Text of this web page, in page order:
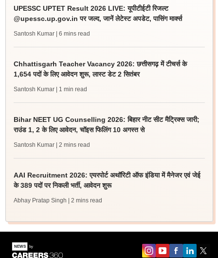
UPESSC UPTET Result 2026 LIVE: यूपीटीईटी रिजल्ट
@upessc.up.gov.in पर जल्द, जानें लेटेस्ट अपडेट, पासिंग मार्क्स
Santosh Kumar | 6 mins read
Chhattisgarh Teacher Vacancy 2026: छत्तीसगढ़ में टीचर्स के
1,654 पदों के लिए आवेदन शुरू, लास्ट डेट 2 सितंबर
Santosh Kumar | 1 min read
Bihar NEET UG Counselling 2026: बिहार नीट सीट मैट्रिक्स जारी;
राउंड 1, 2 के लिए आवेदन, चॉइस फिलिंग 10 अगस्त से
Santosh Kumar | 2 mins read
AAI Recruitment 2026: एयरपोर्ट अथॉरिटी ऑफ इंडिया में मैनेजर एवं जेई
के 389 पदों पर निकली भर्ती, आवेदन शुरू
Abhay Pratap Singh | 2 mins read